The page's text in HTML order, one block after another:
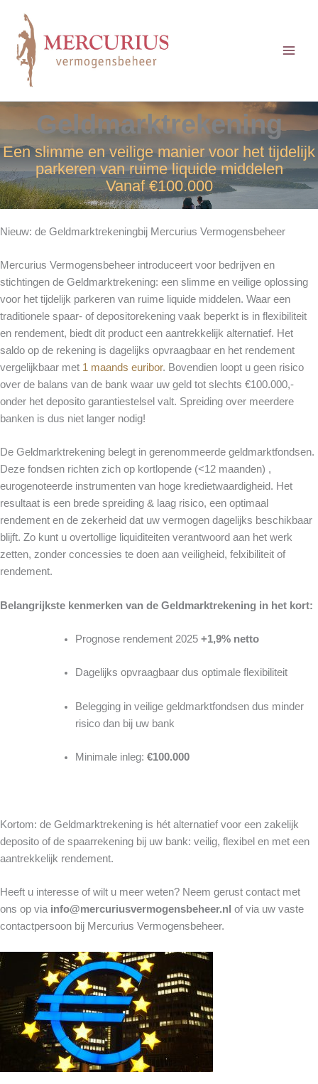
inhoud
Geldmarktrekening
Een slimme en veilige manier voor het tijdelijk
parkeren van ruime liquide middelen
Vanaf €100.000
Nieuw: de Geldmarktrekeningbij Mercurius Vermogensbeheer
Mercurius Vermogensbeheer introduceert voor bedrijven en
stichtingen de Geldmarktrekening: een slimme en veilige oplossing
voor het tijdelijk parkeren van ruime liquide middelen. Waar een
traditionele spaar- of depositorekening vaak beperkt is in flexibiliteit
en rendement, biedt dit product een aantrekkelijk alternatief. Het
saldo op de rekening is dagelijks opvraagbaar en het rendement
vergelijkbaar met 1 maands euribor. Bovendien loopt u geen risico
over de balans van de bank waar uw geld tot slechts €100.000,-
onder het deposito garantiestelsel valt. Spreiding over meerdere
banken is dus niet langer nodig!
De Geldmarktrekening belegt in gerenommeerde geldmarktfondsen.
Deze fondsen richten zich op kortlopende (<12 maanden) ,
eurogenoteerde instrumenten van hoge kredietwaardigheid. Het
resultaat is een brede spreiding & laag risico, een optimaal
rendement en de zekerheid dat uw vermogen dagelijks beschikbaar
blijft. Zo kunt u overtollige liquiditeiten verantwoord aan het werk
zetten, zonder concessies te doen aan veiligheid, felxibiliteit of
rendement.
Belangrijkste kenmerken van de Geldmarktrekening in het kort:
Prognose rendement 2025 +1,9% netto
Dagelijks opvraagbaar dus optimale flexibiliteit
Belegging in veilige geldmarktfondsen dus minder
risico dan bij uw bank
Minimale inleg: €100.000
Kortom: de Geldmarktrekening is hét alternatief voor een zakelijk
deposito of de spaarrekening bij uw bank: veilig, flexibel en met een
aantrekkelijk rendement.
Heeft u interesse of wilt u meer weten? Neem gerust contact met
ons op via info@mercuriusvermogensbeheer.nl of via uw vaste
contactpersoon bij Mercurius Vermogensbeheer.